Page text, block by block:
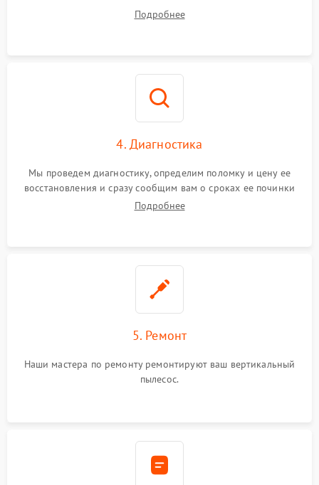
Подробнее
4. Диагностика
Мы проведем диагностику, определим поломку и цену ее
восстановления и сразу сообщим вам о сроках ее починки
Подробнее
5. Ремонт
Наши мастера по ремонту ремонтируют ваш вертикальный
пылесос.